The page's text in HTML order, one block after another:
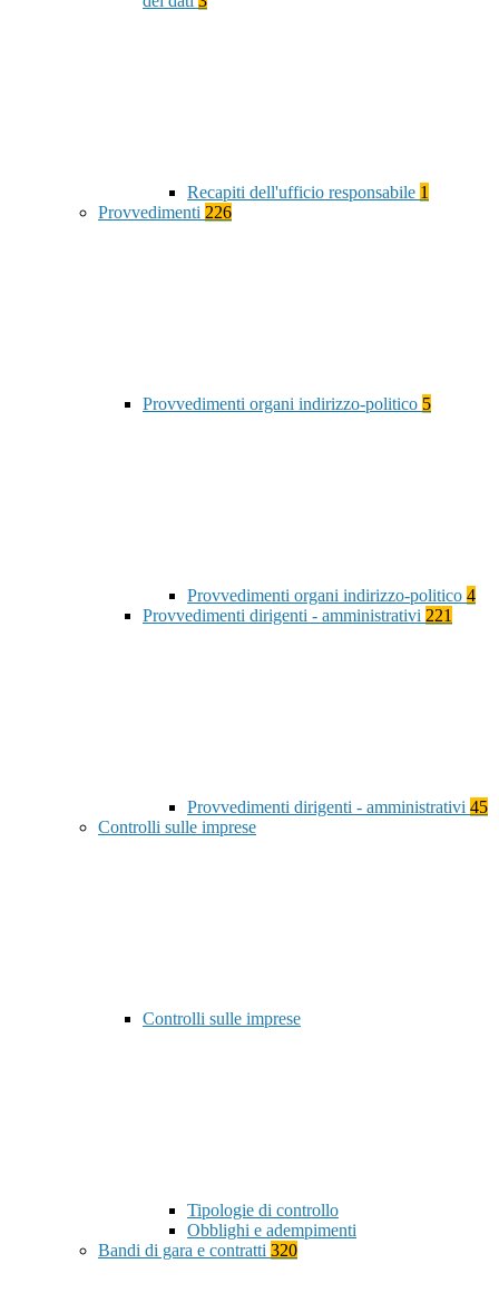
Recapiti dell'ufficio responsabile 1
Provvedimenti 226
Provvedimenti organi indirizzo-politico 5
Provvedimenti organi indirizzo-politico 4
Provvedimenti dirigenti - amministrativi 221
Provvedimenti dirigenti - amministrativi 45
Controlli sulle imprese
Controlli sulle imprese
Tipologie di controllo
Obblighi e adempimenti
Bandi di gara e contratti 320